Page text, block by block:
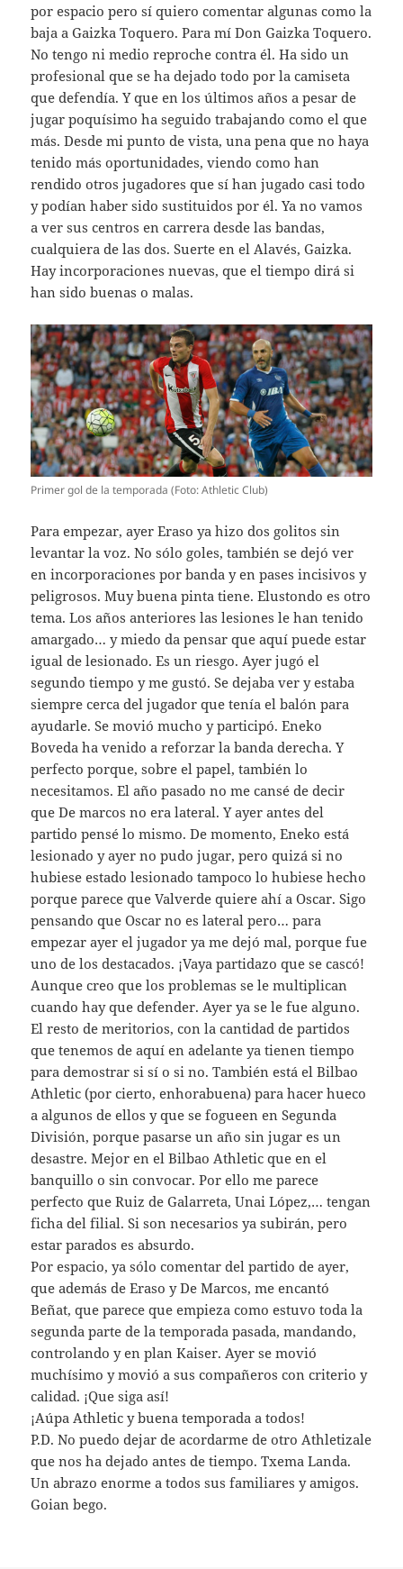
por espacio pero sí quiero comentar algunas como la
baja a Gaizka Toquero. Para mí Don Gaizka Toquero.
No tengo ni medio reproche contra él. Ha sido un
profesional que se ha dejado todo por la camiseta
que defendía. Y que en los últimos años a pesar de
jugar poquísimo ha seguido trabajando como el que
más. Desde mi punto de vista, una pena que no haya
tenido más oportunidades, viendo como han
rendido otros jugadores que sí han jugado casi todo
y podían haber sido sustituidos por él. Ya no vamos
a ver sus centros en carrera desde las bandas,
cualquiera de las dos. Suerte en el Alavés, Gaizka.
Hay incorporaciones nuevas, que el tiempo dirá si
han sido buenas o malas.
Primer gol de la temporada (Foto: Athletic Club)
Para empezar, ayer Eraso ya hizo dos golitos sin
levantar la voz. No sólo goles, también se dejó ver
en incorporaciones por banda y en pases incisivos y
peligrosos. Muy buena pinta tiene. Elustondo es otro
tema. Los años anteriores las lesiones le han tenido
amargado… y miedo da pensar que aquí puede estar
igual de lesionado. Es un riesgo. Ayer jugó el
segundo tiempo y me gustó. Se dejaba ver y estaba
siempre cerca del jugador que tenía el balón para
ayudarle. Se movió mucho y participó. Eneko
Boveda ha venido a reforzar la banda derecha. Y
perfecto porque, sobre el papel, también lo
necesitamos. El año pasado no me cansé de decir
que De marcos no era lateral. Y ayer antes del
partido pensé lo mismo. De momento, Eneko está
lesionado y ayer no pudo jugar, pero quizá si no
hubiese estado lesionado tampoco lo hubiese hecho
porque parece que Valverde quiere ahí a Oscar. Sigo
pensando que Oscar no es lateral pero… para
empezar ayer el jugador ya me dejó mal, porque fue
uno de los destacados. ¡Vaya partidazo que se cascó!
Aunque creo que los problemas se le multiplican
cuando hay que defender. Ayer ya se le fue alguno.
El resto de meritorios, con la cantidad de partidos
que tenemos de aquí en adelante ya tienen tiempo
para demostrar si sí o si no. También está el Bilbao
Athletic (por cierto, enhorabuena) para hacer hueco
a algunos de ellos y que se fogueen en Segunda
División, porque pasarse un año sin jugar es un
desastre. Mejor en el Bilbao Athletic que en el
banquillo o sin convocar. Por ello me parece
perfecto que Ruiz de Galarreta, Unai López,… tengan
ficha del filial. Si son necesarios ya subirán, pero
estar parados es absurdo.
Por espacio, ya sólo comentar del partido de ayer,
que además de Eraso y De Marcos, me encantó
Beñat, que parece que empieza como estuvo toda la
segunda parte de la temporada pasada, mandando,
controlando y en plan Kaiser. Ayer se movió
muchísimo y movió a sus compañeros con criterio y
calidad. ¡Que siga así!
¡Aúpa Athletic y buena temporada a todos!
P.D. No puedo dejar de acordarme de otro Athletizale
que nos ha dejado antes de tiempo. Txema Landa.
Un abrazo enorme a todos sus familiares y amigos.
Goian bego.